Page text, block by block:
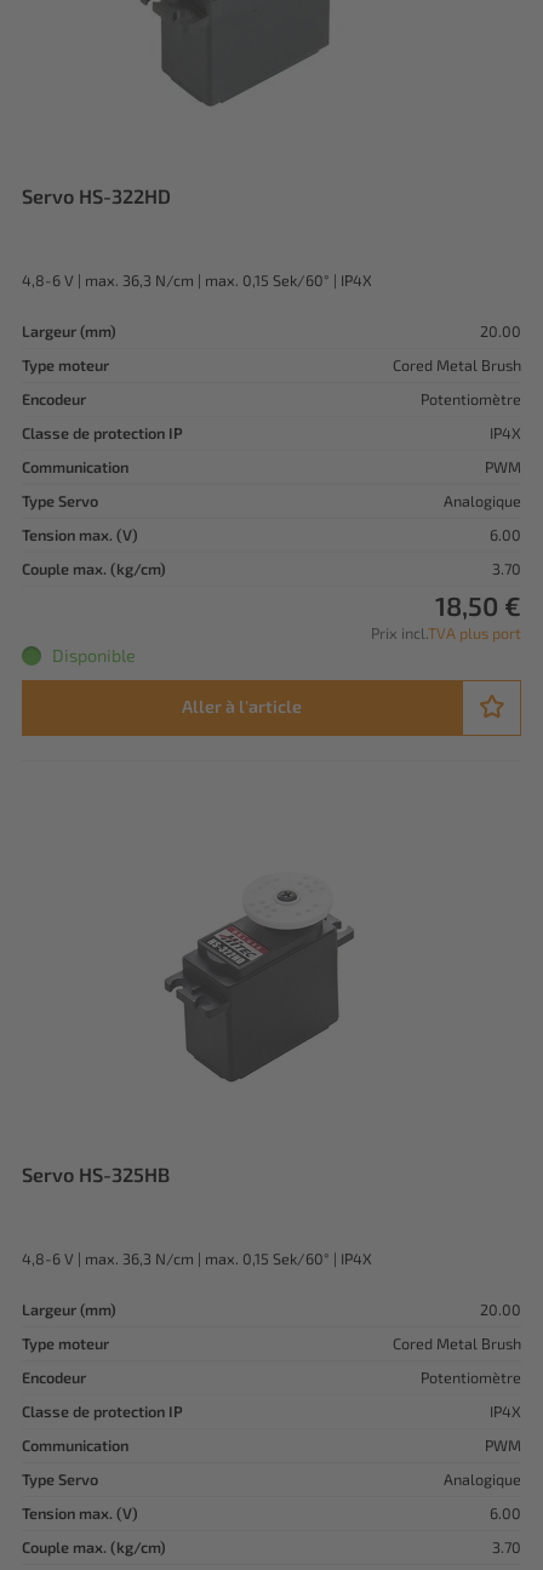
Servo HS-322HD
4,8-6 V | max. 36,3 N/cm | max. 0,15 Sek/60° | IP4X
Largeur (mm)
20.00
Type moteur
Cored Metal Brush
Encodeur
Potentiomètre
Classe de protection IP
IP4X
Communication
PWM
Type Servo
Analogique
Tension max. (V)
6.00
Couple max. (kg/cm)
3.70
18,50 €
Prix incl. TVA plus port
Disponible
Aller à l'article
Servo HS-325HB
4,8-6 V | max. 36,3 N/cm | max. 0,15 Sek/60° | IP4X
Largeur (mm)
20.00
Type moteur
Cored Metal Brush
Encodeur
Potentiomètre
Classe de protection IP
IP4X
Communication
PWM
Type Servo
Analogique
Tension max. (V)
6.00
Couple max. (kg/cm)
3.70